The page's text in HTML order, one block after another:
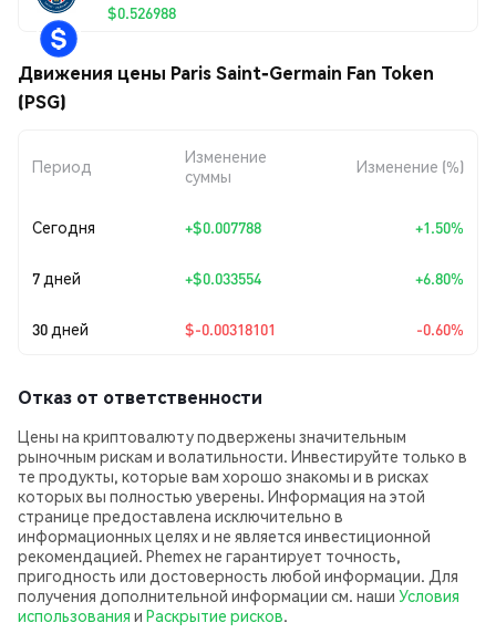
$0.526988
Движения цены Paris Saint-Germain Fan Token
(PSG)
Период
Изменение
суммы
Изменение (%)
Сегодня +$0.007788 +1.50%
7 дней +$0.033554 +6.80%
30 дней $-0.00318101 -0.60%
Отказ от ответственности
Цены на криптовалюту подвержены значительным
рыночным рискам и волатильности. Инвестируйте только в
те продукты, которые вам хорошо знакомы и в рисках
которых вы полностью уверены. Информация на этой
странице предоставлена исключительно в
информационных целях и не является инвестиционной
рекомендацией. Phemex не гарантирует точность,
пригодность или достоверность любой информации. Для
получения дополнительной информации см. наши Условия
использования и Раскрытие рисков.